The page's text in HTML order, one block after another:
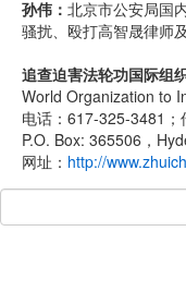
孙伟： 北京市公安局国
骚扰、殴打高智晟律师
追查迫害法轮功国际组
World Organization to
电话：617-325-3481；
P.O. Box: 365506，
网址： http://